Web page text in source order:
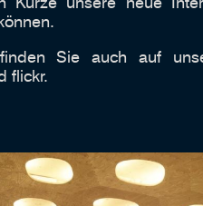
Sie auch auf
flickr.